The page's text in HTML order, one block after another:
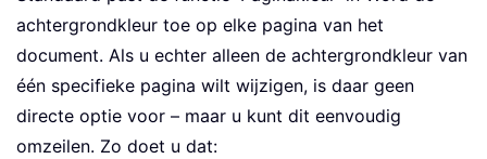
achtergrondkleur toe op elke pagina van het
document. Als u echter alleen de achtergrondkleur van
één specifieke pagina wilt wijzigen, is daar geen
directe optie voor – maar u kunt dit eenvoudig
omzeilen. Zo doet u dat: